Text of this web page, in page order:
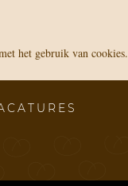
het gebruik van cookies.